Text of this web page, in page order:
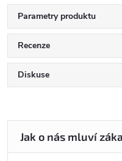
Parametry produktu
Recenze
Diskuse